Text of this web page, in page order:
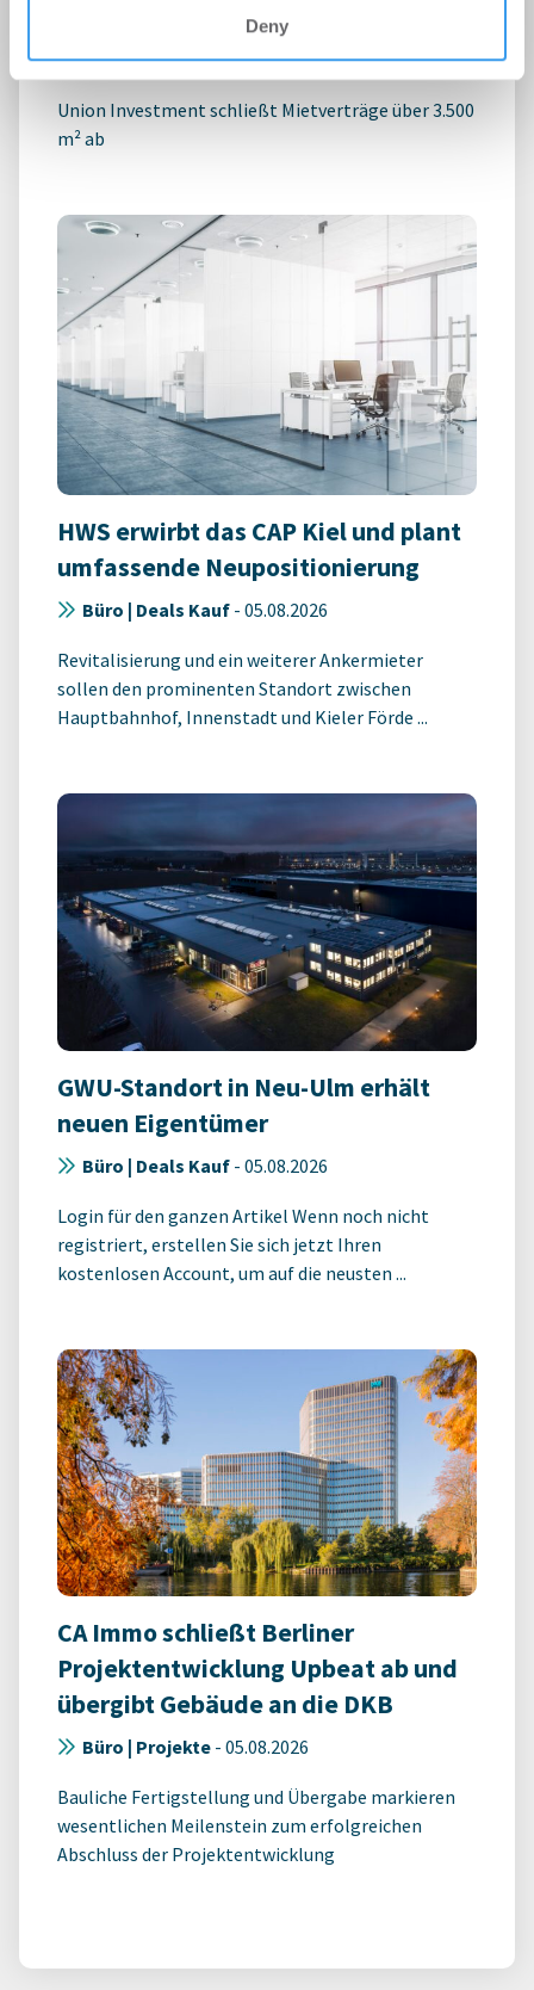
Deny
Technologiepark STEP
Büro | Deals Miete-06.08.2026
Union Investment schließt Mietverträge über 3.500
m² ab
HWS erwirbt das CAP Kiel und plant
umfassende Neupositionierung
Büro | Deals Kauf - 05.08.2026
Revitalisierung und ein weiterer Ankermieter
sollen den prominenten Standort zwischen
Hauptbahnhof, Innenstadt und Kieler Förde ...
GWU-Standort in Neu-Ulm erhält
neuen Eigentümer
Büro | Deals Kauf - 05.08.2026
Login für den ganzen Artikel Wenn noch nicht
registriert, erstellen Sie sich jetzt Ihren
kostenlosen Account, um auf die neusten ...
CA Immo schließt Berliner
Projektentwicklung Upbeat ab und
übergibt Gebäude an die DKB
Büro | Projekte - 05.08.2026
Bauliche Fertigstellung und Übergabe markieren
wesentlichen Meilenstein zum erfolgreichen
Abschluss der Projektentwicklung